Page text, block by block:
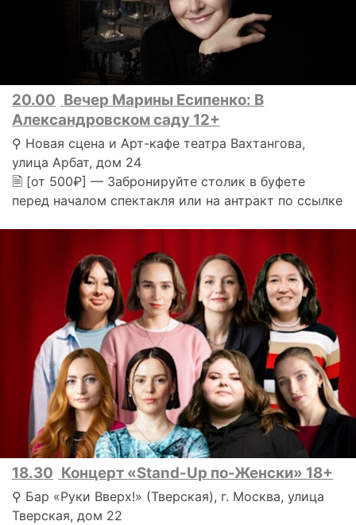
20.00 Вечер Марины Есипенко: В
Александровском саду 12+
⚲ Новая сцена и Арт-кафе театра Вахтангова,
улица Арбат, дом 24
🗎 [от 500₽] — Забронируйте столик в буфете
перед началом спектакля или на антракт по ссылке
18.30 Концерт «Stand-Up по-Женски» 18+
⚲ Бар «Руки Вверх!» (Тверская), г. Москва, улица
Тверская, дом 22